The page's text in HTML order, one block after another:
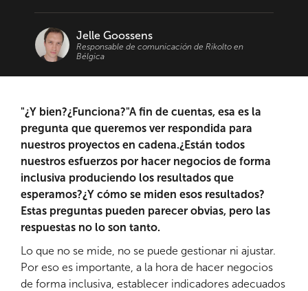
Jelle Goossens
Responsable de comunicación de Rikolto en
Bélgica
"¿Y bien?¿Funciona?"A fin de cuentas, esa es la
pregunta que queremos ver respondida para
nuestros proyectos en cadena.¿Están todos
nuestros esfuerzos por hacer negocios de forma
inclusiva produciendo los resultados que
esperamos?¿Y cómo se miden esos resultados?
Estas preguntas pueden parecer obvias, pero las
respuestas no lo son tanto.
Lo que no se mide, no se puede gestionar ni ajustar.
Por eso es importante, a la hora de hacer negocios
de forma inclusiva, establecer indicadores adecuados